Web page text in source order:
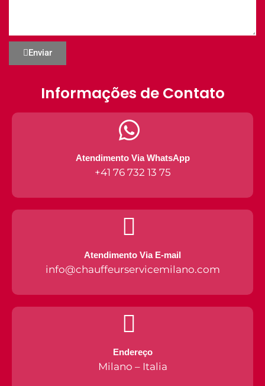
Enviar
Informações de Contato
Atendimento Via WhatsApp
+41 76 732 13 75
Atendimento Via E-mail
info@chauffeurservicemilano.com
Endereço
Milano – Italia